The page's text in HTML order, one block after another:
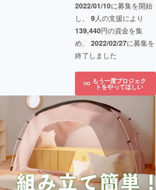
2022/01/10に募集を開始
し、 9人の支援により
139,440円の資金を集
め、 2022/02/27に募集を
終了しました
もう一度プロジェク
トをやってほしい